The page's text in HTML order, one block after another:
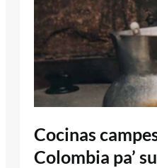
Cocinas
Colombia pa’